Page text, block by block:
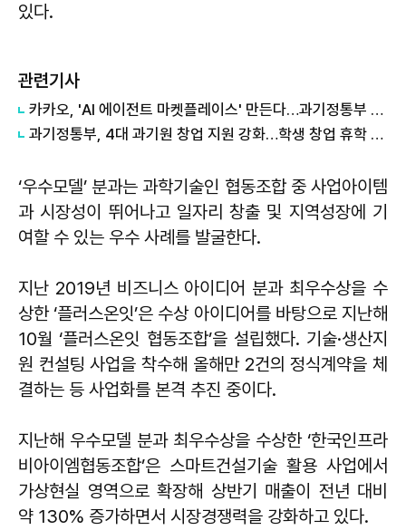
있다.
관련기사
카카오, 'AI 에이전트 마켓플레이스' 만든다…과기정통부 개발 사업 수주
과기정통부, 4대 과기원 창업 지원 강화…학생 창업 휴학 제한 폐지
‘우수모델’ 분과는 과학기술인 협동조합 중 사업아이템
과 시장성이 뛰어나고 일자리 창출 및 지역성장에 기
여할 수 있는 우수 사례를 발굴한다.
지난 2019년 비즈니스 아이디어 분과 최우수상을 수
상한 ‘플러스온잇’은 수상 아이디어를 바탕으로 지난해
10월 ‘플러스온잇 협동조합’을 설립했다. 기술·생산지
원 컨설팅 사업을 착수해 올해만 2건의 정식계약을 체
결하는 등 사업화를 본격 추진 중이다.
지난해 우수모델 분과 최우수상을 수상한 ‘한국인프라
비아이엠협동조합’은 스마트건설기술 활용 사업에서
가상현실 영역으로 확장해 상반기 매출이 전년 대비
약 130% 증가하면서 시장경쟁력을 강화하고 있다.